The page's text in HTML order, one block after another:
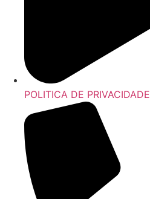
POLITICA DE PRIVACIDADE